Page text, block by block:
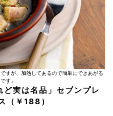
すが、加熱してあるので簡単にできあがる
す」
ど実は名品」セブンプレ
（￥188）